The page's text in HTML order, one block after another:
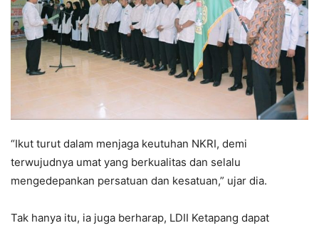
“Ikut turut dalam menjaga keutuhan NKRI, demi
terwujudnya umat yang berkualitas dan selalu
mengedepankan persatuan dan kesatuan,” ujar dia.
Tak hanya itu, ia juga berharap, LDII Ketapang dapat